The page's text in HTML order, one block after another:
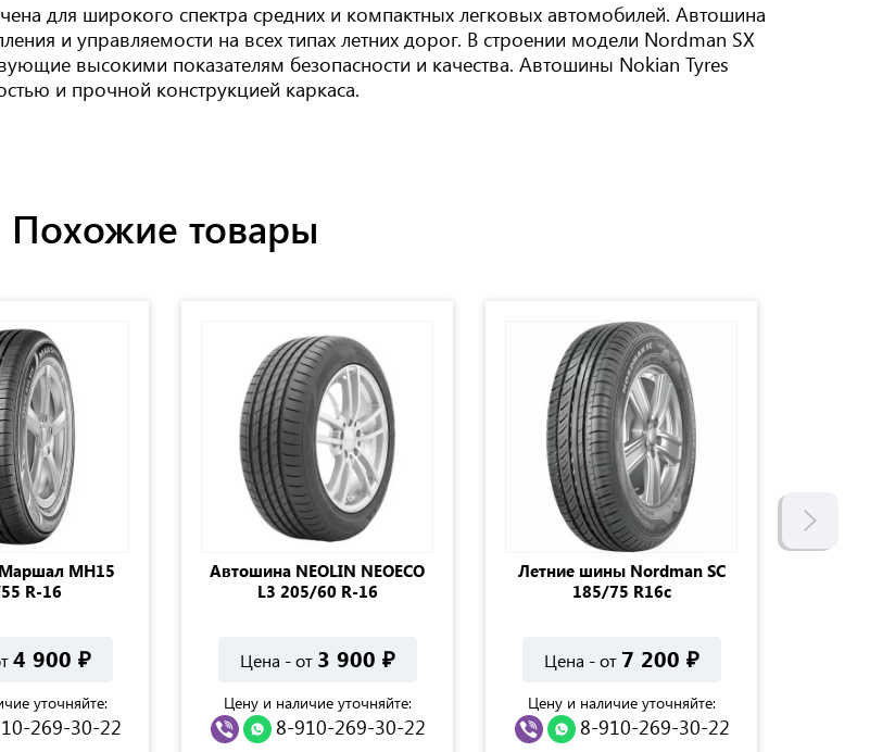
для широкого спектра средних и компактных легковых автомобилей. Автошина
и управляемости на всех типах летних дорог. В строении модели Nordman SX
высокими показателям безопасности и качества. Автошины Nokian Tyres
и прочной конструкцией каркаса.
Похожие товары
МН15
R-16
4 900 ₽
уточняйте:
269-30-22
Автошина NEOLIN NEOECO
L3 205/60 R-16
Цена - от 3 900 ₽
Цену и наличие уточняйте:
8-910-269-30-22
Летние шины Nordman SС
185/75 R16с
Цена - от 7 200 ₽
Цену и наличие уточняйте:
8-910-269-30-22